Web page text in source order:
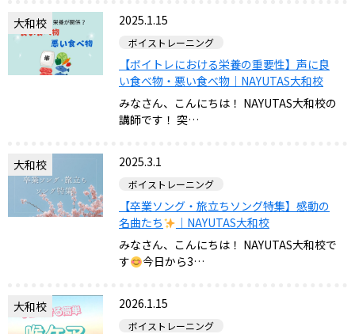
大和校 2025.1.15
ボイストレーニング
【ボイトレにおける栄養の重要性】声に良
い食べ物・悪い食べ物｜NAYUTAS大和校
みなさん、こんにちは！ NAYUTAS大和校の
講師です！ 突…
大和校 2025.3.1
ボイストレーニング
【卒業ソング・旅立ちソング特集】感動の
名曲たち
｜NAYUTAS大和校
みなさん、こんにちは！ NAYUTAS大和校で
す
今日から3…
大和校 2026.1.15
ボイストレーニング